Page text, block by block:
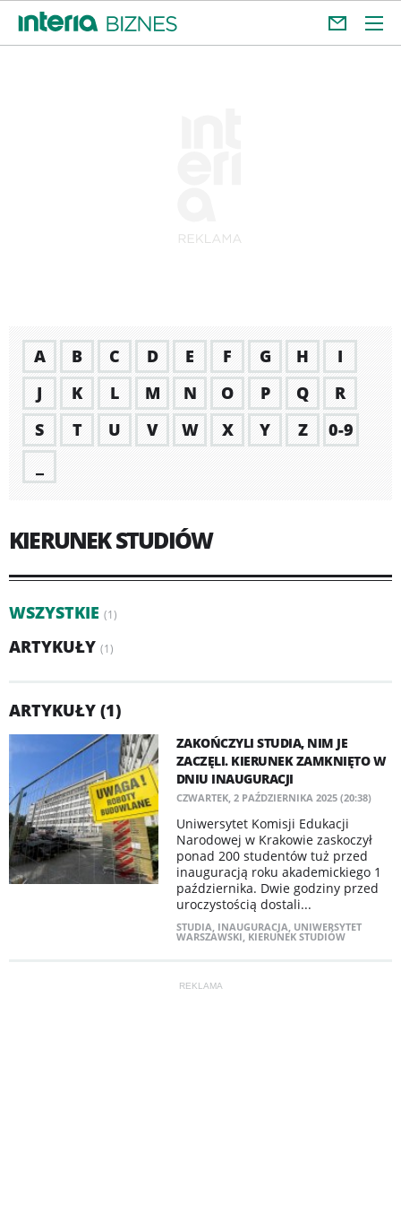
A B C D E F G H
I
J
K L M N O P Q
R
S
T U V W X Y Z
0-9
KIERUNEK STUDIÓW
WSZYSTKIE (1)
ARTYKUŁY (1)
ARTYKUŁY (1)
ZAKOŃCZYLI STUDIA, NIM JE
ZACZĘLI. KIERUNEK ZAMKNIĘTO W
DNIU INAUGURACJI
CZWARTEK, 2 PAŹDZIERNIKA 2025 (20:38)
Uniwersytet Komisji Edukacji
Narodowej w Krakowie zaskoczył
ponad 200 studentów tuż przed
inauguracją roku akademickiego 1
października. Dwie godziny przed
uroczystością dostali...
STUDIA, INAUGURACJA, UNIWERSYTET
WARSZAWSKI, KIERUNEK STUDIÓW
REKLAMA